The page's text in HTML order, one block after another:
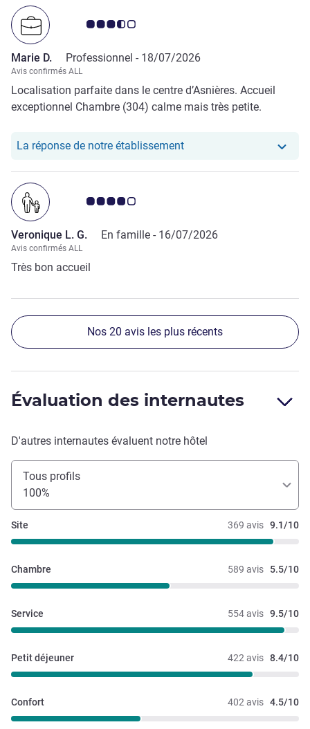
Note Avis clients 3.5/5
Marie D. Professionnel - 18/07/2026
Avis confirmés ALL
Localisation parfaite dans le centre d’Asnières. Accueil
exceptionnel Chambre (304) calme mais très petite.
La réponse de notre établissementNotre hôtel a repondu au
Note Avis clients 4.0/5
Veronique L. G. En famille - 16/07/2026
Avis confirmés ALL
Très bon accueil
Nos 20 avis les plus récents
Évaluation des internautes
D'autres internautes évaluent notre hôtel
Tous profils
100%
369 avis 9.1/10
Site
589 avis 5.5/10
Chambre
554 avis 9.5/10
Service
422 avis 8.4/10
Petit déjeuner
402 avis 4.5/10
Confort